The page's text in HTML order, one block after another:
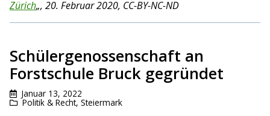
Zürich„, 20. Februar 2020, CC-BY-NC-ND
Schülergenossenschaft an
Forstschule Bruck gegründet
Januar 13, 2022
Politik & Recht, Steiermark